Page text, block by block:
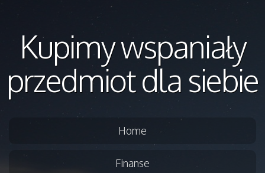
Kupimy wspaniały
przedmiot dla siebie
Home
Finanse